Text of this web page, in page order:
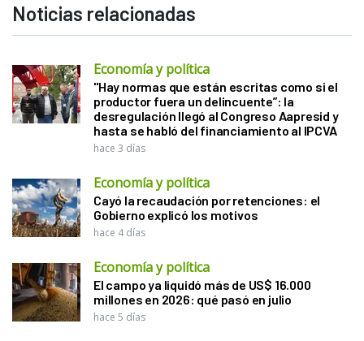
Noticias relacionadas
Economía y política
"Hay normas que están escritas como si el
productor fuera un delincuente”: la
desregulación llegó al Congreso Aapresid y
hasta se habló del financiamiento al IPCVA
hace 3 días
Economía y política
Cayó la recaudación por retenciones: el
Gobierno explicó los motivos
hace 4 días
Economía y política
El campo ya liquidó más de US$ 16.000
millones en 2026: qué pasó en julio
hace 5 días